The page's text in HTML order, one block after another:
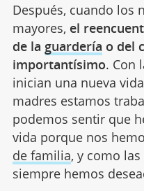
Después, cuando los
mayores, el
de la guardería o del
importantísimo. Con
inician una nueva
madres estamos
podemos sentir que
vida porque nos
de familia, y como
siempre hemos